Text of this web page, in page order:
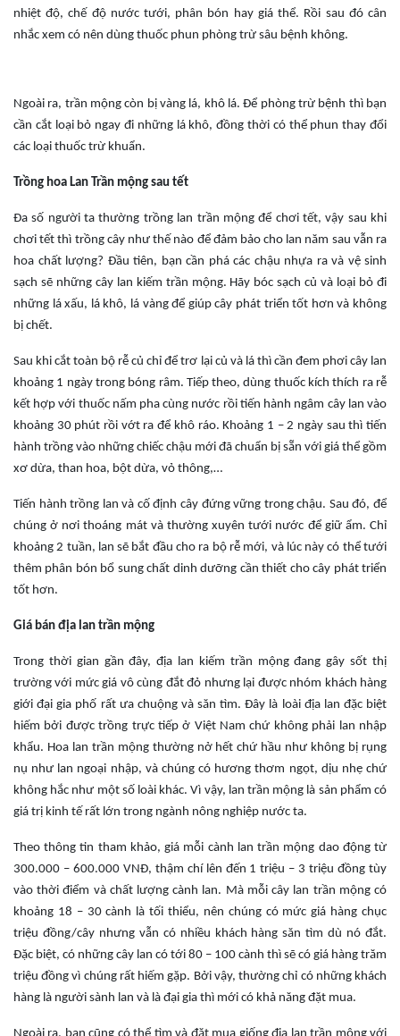
nhiệt độ, chế độ nước tưới, phân bón hay giá thể. Rồi sau đó cân
nhắc xem có nên dùng thuốc phun phòng trừ sâu bệnh không.
Ngoài ra, trần mộng còn bị vàng lá, khô lá. Để phòng trừ bệnh thì bạn
cần cắt loại bỏ ngay đi những lá khô, đồng thời có thể phun thay đổi
các loại thuốc trừ khuẩn.
Trồng hoa Lan Trần mộng sau tết
Đa số người ta thường trồng lan trần mộng để chơi tết, vậy sau khi
chơi tết thì trồng cây như thế nào để đảm bảo cho lan năm sau vẫn ra
hoa chất lượng? Đầu tiên, bạn cần phá các chậu nhựa ra và vệ sinh
sạch sẽ những cây lan kiếm trần mộng. Hãy bóc sạch củ và loại bỏ đi
những lá xấu, lá khô, lá vàng để giúp cây phát triển tốt hơn và không
bị chết.
Sau khi cắt toàn bộ rễ củ chỉ để trơ lại củ và lá thì cần đem phơi cây lan
khoảng 1 ngày trong bóng râm. Tiếp theo, dùng thuốc kích thích ra rễ
kết hợp với thuốc nấm pha cùng nước rồi tiến hành ngâm cây lan vào
khoảng 30 phút rồi vớt ra để khô ráo. Khoảng 1 – 2 ngày sau thì tiến
hành trồng vào những chiếc chậu mới đã chuẩn bị sẵn với giá thể gồm
xơ dừa, than hoa, bột dừa, vỏ thông,…
Tiến hành trồng lan và cố định cây đứng vững trong chậu. Sau đó, để
chúng ở nơi thoáng mát và thường xuyên tưới nước để giữ ẩm. Chỉ
khoảng 2 tuần, lan sẽ bắt đầu cho ra bộ rễ mới, và lúc này có thể tưới
thêm phân bón bổ sung chất dinh dưỡng cần thiết cho cây phát triển
tốt hơn.
Giá bán địa lan trần mộng
Trong thời gian gần đây, địa lan kiếm trần mộng đang gây sốt thị
trường với mức giá vô cùng đắt đỏ nhưng lại được nhóm khách hàng
giới đại gia phố rất ưa chuộng và săn tìm. Đây là loài địa lan đặc biệt
hiếm bởi được trồng trực tiếp ở Việt Nam chứ không phải lan nhập
khẩu. Hoa lan trần mộng thường nở hết chứ hầu như không bị rụng
nụ như lan ngoại nhập, và chúng có hương thơm ngọt, dịu nhẹ chứ
không hắc như một số loài khác. Vì vậy, lan trần mộng là sản phẩm có
giá trị kinh tế rất lớn trong ngành nông nghiệp nước ta.
Theo thông tin tham khảo, giá mỗi cành lan trần mộng dao động từ
300.000 – 600.000 VNĐ, thậm chí lên đến 1 triệu – 3 triệu đồng tùy
vào thời điểm và chất lượng cành lan. Mà mỗi cây lan trần mộng có
khoảng 18 – 30 cành là tối thiểu, nên chúng có mức giá hàng chục
triệu đồng/cây nhưng vẫn có nhiều khách hàng săn tìm dù nó đắt.
Đặc biệt, có những cây lan có tới 80 – 100 cành thì sẽ có giá hàng trăm
triệu đồng vì chúng rất hiếm gặp. Bởi vậy, thường chỉ có những khách
hàng là người sành lan và là đại gia thì mới có khả năng đặt mua.